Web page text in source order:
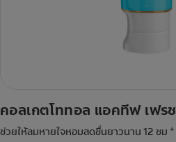
คอลเกตโททอล แอคทีฟ เฟรช
ช่วยให้ลมหายใจหอมสดชื่นยาวนาน 12 ชม +